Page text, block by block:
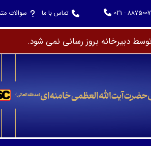
021 - تماس با ما سوالات
دبیرخانه بروز رسانی نمی شود.